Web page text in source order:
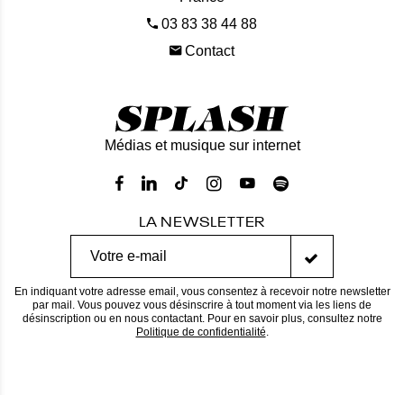
03 83 38 44 88
Contact
Médias et musique sur internet
LA NEWSLETTER
En indiquant votre adresse email, vous consentez à recevoir notre newsletter
par mail. Vous pouvez vous désinscrire à tout moment via les liens de
désinscription ou en nous contactant. Pour en savoir plus, consultez notre
Politique de confidentialité.